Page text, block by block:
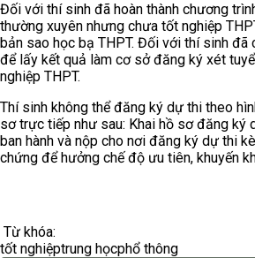
Đối với thí sinh đã hoàn thành chương
thường xuyên nhưng chưa tốt nghiệp
bản sao học bạ THPT. Đối với thí sinh
để lấy kết quả làm cơ sở đăng ký xét
nghiệp THPT.
Thí sinh không thể đăng ký dự thi theo
sơ trực tiếp như sau: Khai hồ sơ đăng ký
ban hành và nộp cho nơi đăng ký dự thi
chứng để hưởng chế độ ưu tiên, khuyến
Từ khóa:
tốt nghiệptrung họcphổ thông